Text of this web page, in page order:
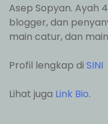
Asep Sopyan. Ayah
blogger, dan
main catur, dan
Profil lengkap di SINI
Lihat juga Link Bio.